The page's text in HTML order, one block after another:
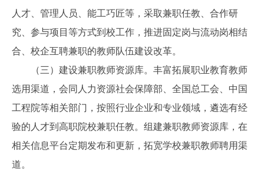
人才、管理人员、能工巧匠等，采取兼职任教、合作研
究、参与项目等方式到校工作，推进固定岗与流动岗相结
合、校企互聘兼职的教师队伍建设改革。
（三）建设兼职教师资源库。丰富拓展职业教育教师
选用渠道，会同人力资源社会保障部、全国总工会、中国
工程院等相关部门，按照行业企业和专业领域，遴选有经
验的人才到高职院校兼职任教。组建兼职教师资源库，在
相关信息平台定期发布和更新，拓宽学校兼职教师聘用渠
道。